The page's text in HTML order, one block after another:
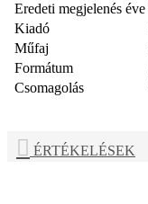
Eredeti megjelenés éve
Kiadó
Műfaj
Formátum
Csomagolás
ÉRTÉKELÉSEK